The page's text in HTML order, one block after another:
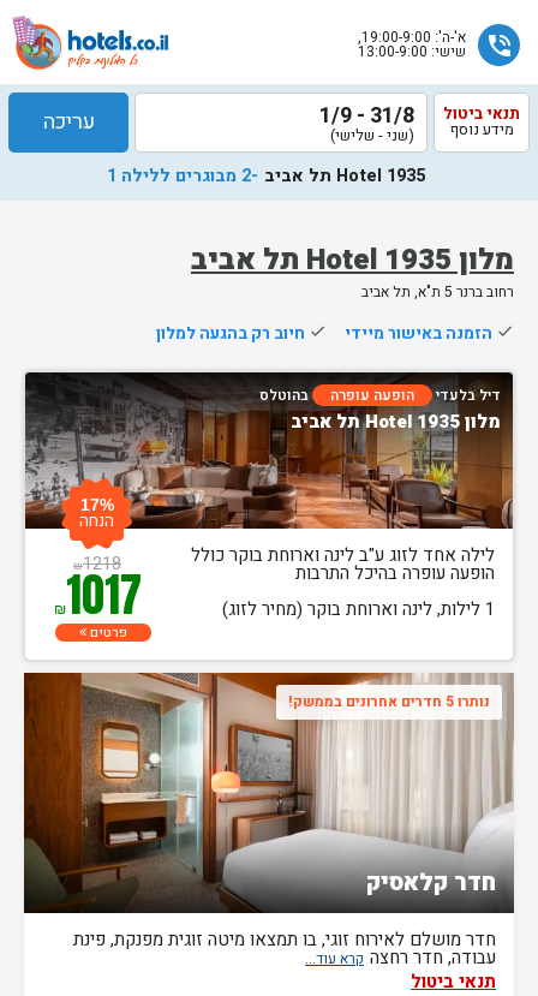
phone_in_talk א'-ה': 19:00-9:00,
שישי: 13:00-9:00
מלון Hotel 1935 תל אביב
רחוב ברנר 5 ת"א, תל אביב
תנאי ביטול
מידע נוסף 31/8 - 1/9
(שני - שלישי) עריכה
Hotel 1935 תל אביב -2 מבוגרים ללילה 1
done הזמנה באישור מיידי done חיוב רק בהגעה למלון
דיל בלעדי הופעה עופרה בהוטלס
מלון Hotel 1935 תל אביב
לילה אחד לזוג ע"ב לינה וארוחת בוקר כולל
הופעה עופרה בהיכל התרבות
1 לילות, לינה וארוחת בוקר (מחיר לזוג)
₪1218
₪1017
17%
הנחה
פרטים
נותרו 5 חדרים אחרונים בממשק!
חדר קלאסיק
חדר מושלם לאירוח זוגי, בו תמצאו מיטה זוגית מפנקת, פינת
עבודה, חדר רחצה
תנאי ביטול
שלח
הוטלס
יחזור
אליך
בשעות
הפעילות